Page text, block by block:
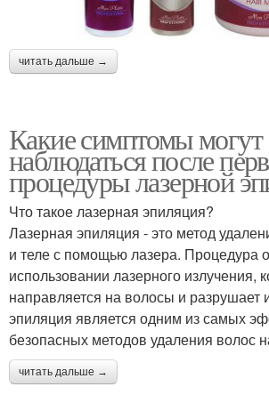
читать дальше →
Какие симптомы могут
наблюдаться после
процедуры лазерной
Что такое лазерная эпиляция?
Лазерная эпиляция - это метод
и теле с помощью лазера. Процедура
использовании лазерного излучения,
направляется на волосы и разрушает
эпиляция является одним из самых
безопасных методов удаления волос
читать дальше →